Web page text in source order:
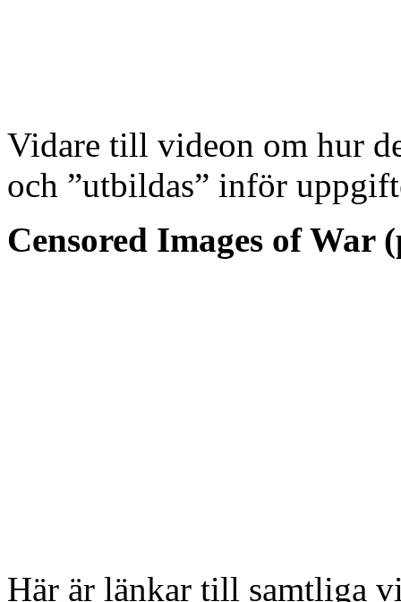
Vidare till videon om hur
och ”utbildas” inför
Censored Images of War
Här är länkar till samtliga